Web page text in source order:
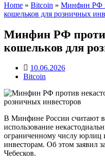
Home » Bitcoin » Минфин РФ
кошельков для розничных
Минфин РФ
кошельков для
10.06.2026
Bitcoin
В Минфине России считают
использование
ограниченному числу юрлиц
инвесторам. Об этом заявил
Чебесков.